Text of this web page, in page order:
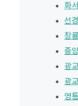
화
선
창
중
광
광
영